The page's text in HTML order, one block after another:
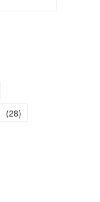
(28)